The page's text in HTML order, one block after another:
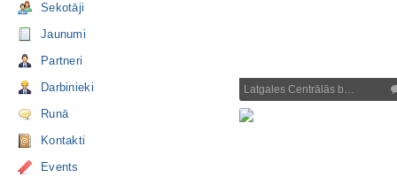
Sekotāji
Jaunumi
Partneri
Darbinieki
Runā
Kontakti
Events
Latgales Centrālās b…